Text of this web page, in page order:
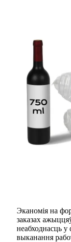
Эканомія на
заказах
неабходнасць у
выканання